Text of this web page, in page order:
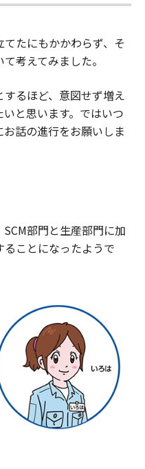
たにもかかわらず、そ
考えてみました。
るほど、意図せず増え
と思います。ではいつ
話の進行をお願いしま
部門と生産部門に加
ことになったようで